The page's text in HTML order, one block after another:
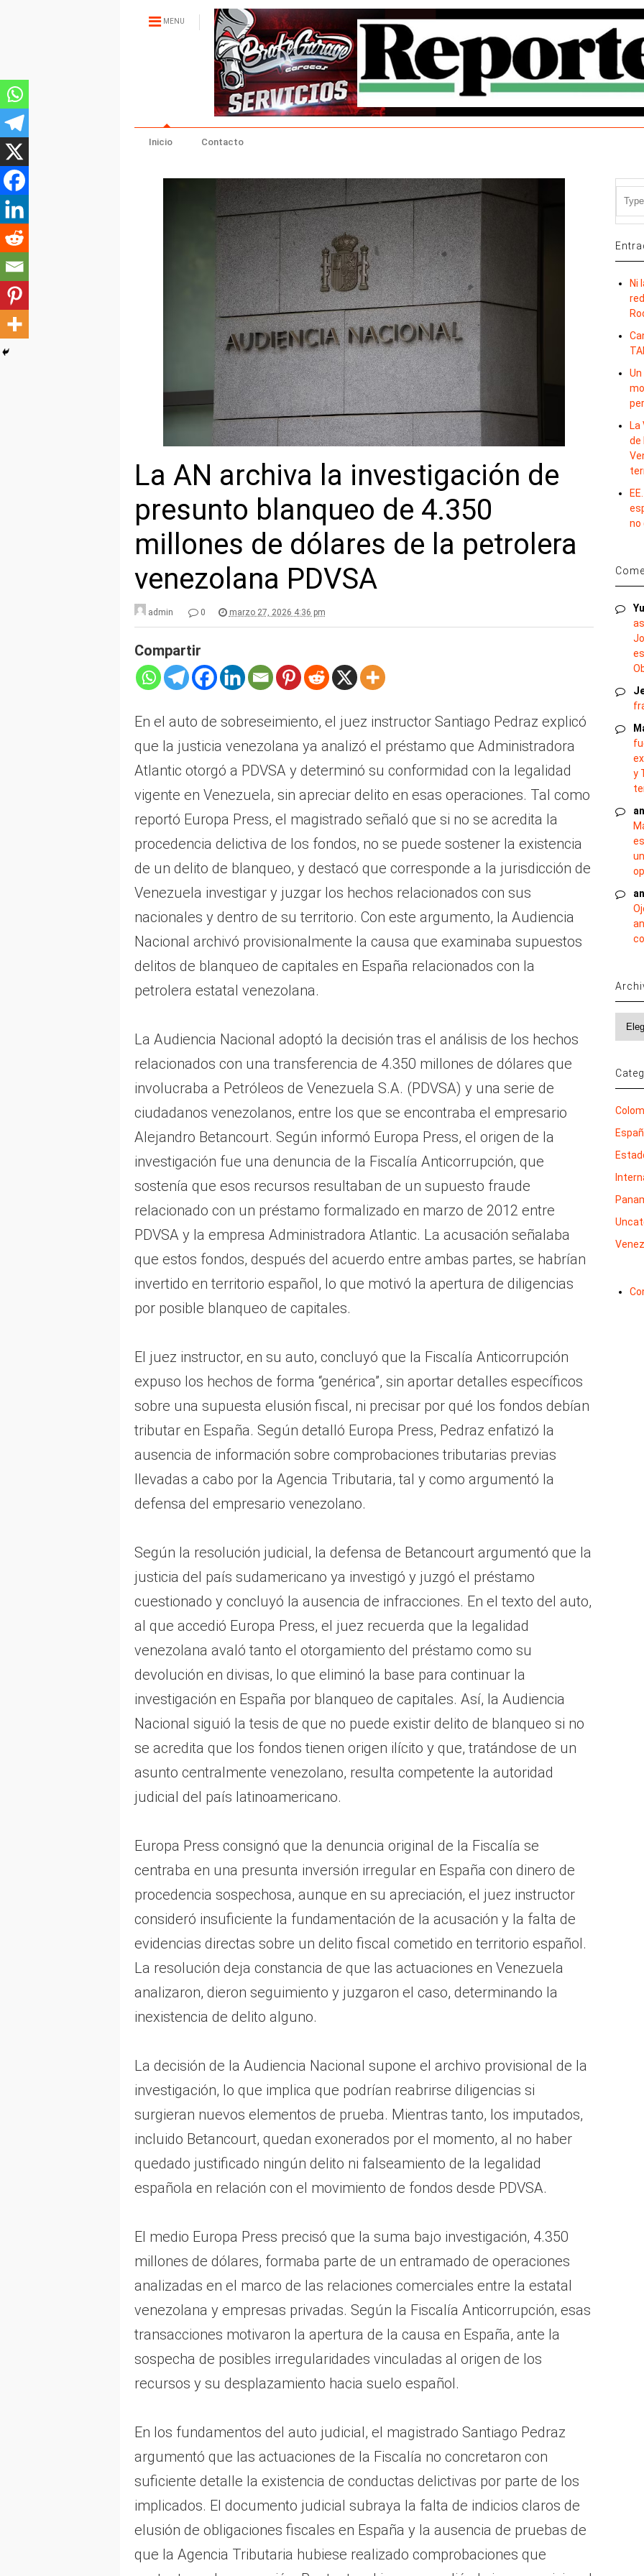
MENU
Inicio Contacto
La AN archiva la investigación de
presunto blanqueo de 4.350
millones de dólares de la petrolera
venezolana PDVSA
admin 0 marzo 27, 2026 4:36 pm
Compartir
En el auto de sobreseimiento, el juez instructor Santiago Pedraz explicó
que la justicia venezolana ya analizó el préstamo que Administradora
Atlantic otorgó a PDVSA y determinó su conformidad con la legalidad
vigente en Venezuela, sin apreciar delito en esas operaciones. Tal como
reportó Europa Press, el magistrado señaló que si no se acredita la
procedencia delictiva de los fondos, no se puede sostener la existencia
de un delito de blanqueo, y destacó que corresponde a la jurisdicción de
Venezuela investigar y juzgar los hechos relacionados con sus
nacionales y dentro de su territorio. Con este argumento, la Audiencia
Nacional archivó provisionalmente la causa que examinaba supuestos
delitos de blanqueo de capitales en España relacionados con la
petrolera estatal venezolana.
La Audiencia Nacional adoptó la decisión tras el análisis de los hechos
relacionados con una transferencia de 4.350 millones de dólares que
involucraba a Petróleos de Venezuela S.A. (PDVSA) y una serie de
ciudadanos venezolanos, entre los que se encontraba el empresario
Alejandro Betancourt. Según informó Europa Press, el origen de la
investigación fue una denuncia de la Fiscalía Anticorrupción, que
sostenía que esos recursos resultaban de un supuesto fraude
relacionado con un préstamo formalizado en marzo de 2012 entre
PDVSA y la empresa Administradora Atlantic. La acusación señalaba
que estos fondos, después del acuerdo entre ambas partes, se habrían
invertido en territorio español, lo que motivó la apertura de diligencias
por posible blanqueo de capitales.
El juez instructor, en su auto, concluyó que la Fiscalía Anticorrupción
expuso los hechos de forma “genérica”, sin aportar detalles específicos
sobre una supuesta elusión fiscal, ni precisar por qué los fondos debían
tributar en España. Según detalló Europa Press, Pedraz enfatizó la
ausencia de información sobre comprobaciones tributarias previas
llevadas a cabo por la Agencia Tributaria, tal y como argumentó la
defensa del empresario venezolano.
Según la resolución judicial, la defensa de Betancourt argumentó que la
justicia del país sudamericano ya investigó y juzgó el préstamo
cuestionado y concluyó la ausencia de infracciones. En el texto del auto,
al que accedió Europa Press, el juez recuerda que la legalidad
venezolana avaló tanto el otorgamiento del préstamo como su
devolución en divisas, lo que eliminó la base para continuar la
investigación en España por blanqueo de capitales. Así, la Audiencia
Nacional siguió la tesis de que no puede existir delito de blanqueo si no
se acredita que los fondos tienen origen ilícito y que, tratándose de un
asunto centralmente venezolano, resulta competente la autoridad
judicial del país latinoamericano.
Europa Press consignó que la denuncia original de la Fiscalía se
centraba en una presunta inversión irregular en España con dinero de
procedencia sospechosa, aunque en su apreciación, el juez instructor
consideró insuficiente la fundamentación de la acusación y la falta de
evidencias directas sobre un delito fiscal cometido en territorio español.
La resolución deja constancia de que las actuaciones en Venezuela
analizaron, dieron seguimiento y juzgaron el caso, determinando la
inexistencia de delito alguno.
La decisión de la Audiencia Nacional supone el archivo provisional de la
investigación, lo que implica que podrían reabrirse diligencias si
surgieran nuevos elementos de prueba. Mientras tanto, los imputados,
incluido Betancourt, quedan exonerados por el momento, al no haber
quedado justificado ningún delito ni falseamiento de la legalidad
española en relación con el movimiento de fondos desde PDVSA.
El medio Europa Press precisó que la suma bajo investigación, 4.350
millones de dólares, formaba parte de un entramado de operaciones
analizadas en el marco de las relaciones comerciales entre la estatal
venezolana y empresas privadas. Según la Fiscalía Anticorrupción, esas
transacciones motivaron la apertura de la causa en España, ante la
sospecha de posibles irregularidades vinculadas al origen de los
recursos y su desplazamiento hacia suelo español.
En los fundamentos del auto judicial, el magistrado Santiago Pedraz
argumentó que las actuaciones de la Fiscalía no concretaron con
suficiente detalle la existencia de conductas delictivas por parte de los
implicados. El documento judicial subraya la falta de indicios claros de
elusión de obligaciones fiscales en España y la ausencia de pruebas de
que la Agencia Tributaria hubiese realizado comprobaciones que
Ni
La
de
no
y